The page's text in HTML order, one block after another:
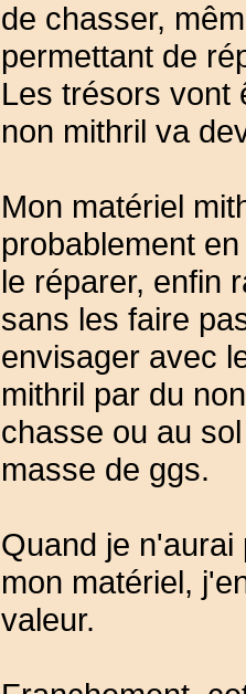
de chasser,
permettant de
Les trésors vont
non mithril va
Mon matériel
probablement
le réparer, enfin
sans les faire
envisager avec
mithril par du
chasse ou au
masse de ggs.
Quand je
mon matériel,
valeur.